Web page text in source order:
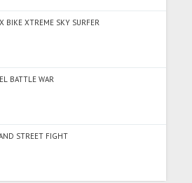
BIKE XTREME SKY SURFER
BATTLE WAR
STREET FIGHT